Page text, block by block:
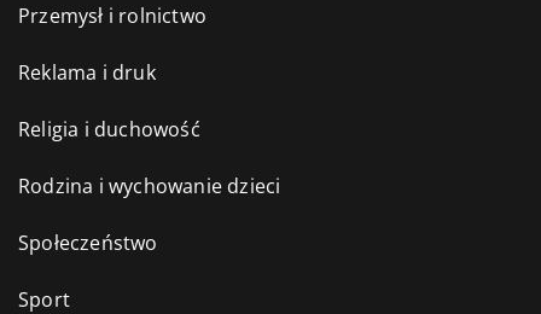
Przemysł i rolnictwo
Reklama i druk
Religia i duchowość
Rodzina i wychowanie dzieci
Społeczeństwo
Sport